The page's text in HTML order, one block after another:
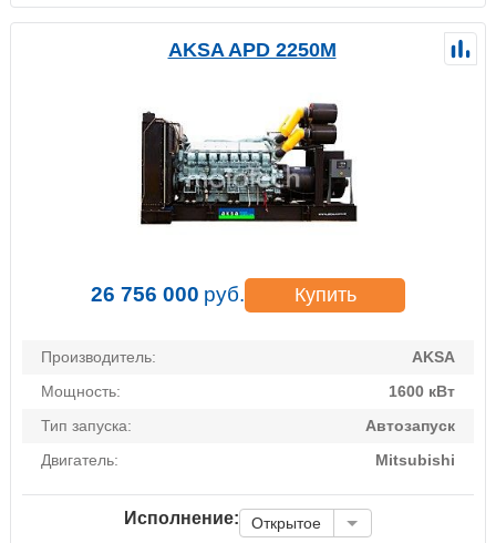
AKSA APD 2250M
26 756 000 руб. Купить
Производитель:
AKSA
Мощность:
1600 кВт
Тип запуска:
Автозапуск
Двигатель:
Mitsubishi
Исполнение: Открытое